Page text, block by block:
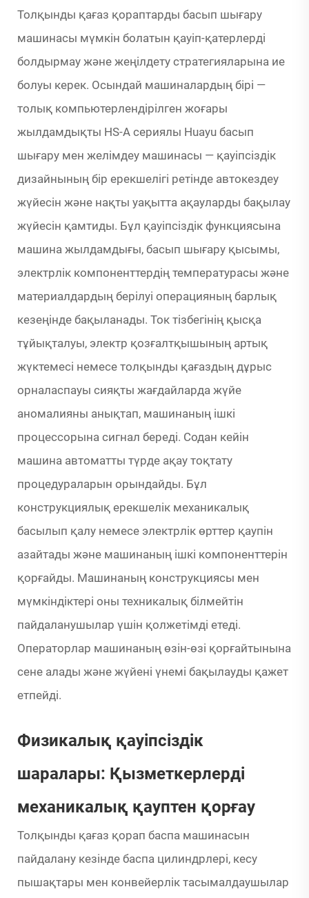
Толқынды қағаз қораптарды басып шығару
машинасы мүмкін болатын қауіп-қатерлерді
болдырмау және жеңілдету стратегияларына ие
болуы керек. Осындай машиналардың бірі —
толық компьютерлендірілген жоғары
жылдамдықты HS-A сериялы Huayu басып
шығару мен желімдеу машинасы — қауіпсіздік
дизайнының бір ерекшелігі ретінде автокездеу
жүйесін және нақты уақытта ақауларды бақылау
жүйесін қамтиды. Бұл қауіпсіздік функциясына
машина жылдамдығы, басып шығару қысымы,
электрлік компоненттердің температурасы және
материалдардың берілуі операцияның барлық
кезеңінде бақыланады. Ток тізбегінің қысқа
тұйықталуы, электр қозғалтқышының артық
жүктемесі немесе толқынды қағаздың дұрыс
орналаспауы сияқты жағдайларда жүйе
аномалияны анықтап, машинаның ішкі
процессорына сигнал береді. Содан кейін
машина автоматты түрде ақау тоқтату
процедураларын орындайды. Бұл
конструкциялық ерекшелік механикалық
басылып қалу немесе электрлік өрттер қаупін
азайтады және машинаның ішкі компоненттерін
қорғайды. Машинаның конструкциясы мен
мүмкіндіктері оны техникалық білмейтін
пайдаланушылар үшін қолжетімді етеді.
Операторлар машинаның өзін-өзі қорғайтынына
сене алады және жүйені үнемі бақылауды қажет
етпейді.
Физикалық қауіпсіздік
шаралары: Қызметкерлерді
механикалық қауптен қорғау
Толқынды қағаз қорап баспа машинасын
пайдалану кезінде баспа цилиндрлері, кесу
пышақтары мен конвейерлік тасымалдаушылар